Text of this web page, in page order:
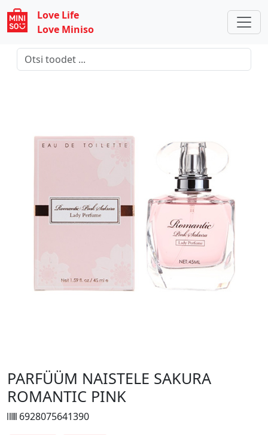
Love Life
Love Miniso
PARFÜÜM NAISTELE SAKURA
ROMANTIC PINK
6928075641390